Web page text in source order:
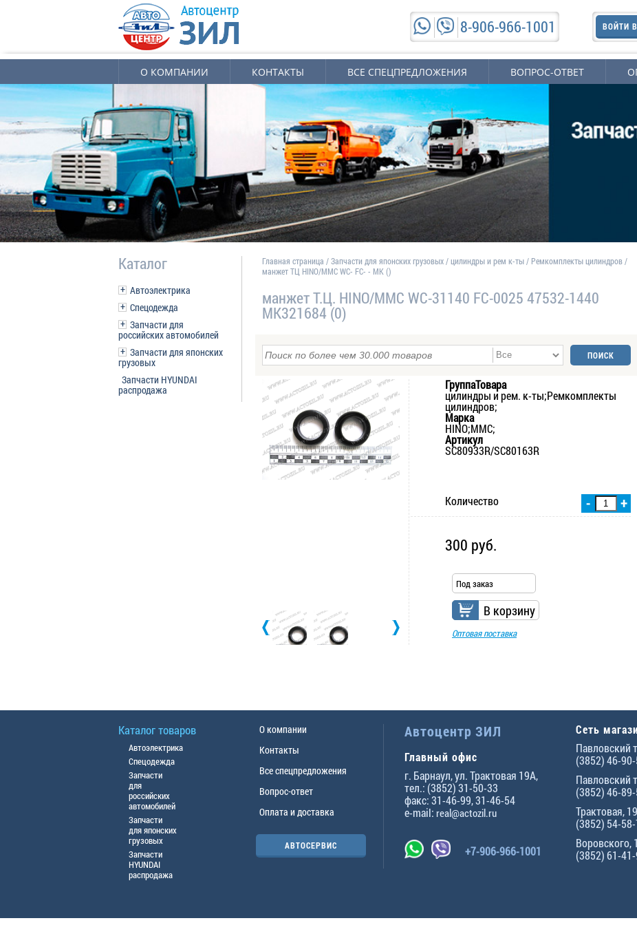
8-906-966-1001 ВОЙТИ
О КОМПАНИИ КОНТАКТЫ ВСЕ СПЕЦПРЕДЛОЖЕНИЯ ВОПРОС-ОТВЕТ
Каталог
Автоэлектрика
Спецодежда
Запчасти для
российских автомобилей
Запчасти для японских
грузовых
Запчасти HYUNDAI
распродажа
Главная страница /Запчасти для японских грузовых/цилиндры и рем к-ты/ Ремкомплекты цилиндров/
манжет ТЦ HINO/MMC WC- FC- - MK ()
манжет Т.Ц. HINO/MMC WC-31140 FC-0025 47532-1440
MK321684 (0)
ГруппаТовара
цилиндры и рем. к-ты;Ремкомплекты
цилиндров;
Марка
HINO;MMC;
Артикул
SC80933R/SC80163R
+
-
Количество
300 руб.
Под заказ
В корзину
Оптовая поставка
Каталог товаров
Автоэлектрика
Спецодежда
Запчасти
для
российских
автомобилей
Запчасти
для японских
грузовых
Запчасти
HYUNDAI
распродажа
О компании
Контакты
Все спецпредложения
Вопрос-ответ
Оплата и доставка
АВТОСЕРВИС
Автоцентр ЗИЛ
Главный офис
г. Барнаул,ул. Трактовая 19А,
тел.: (3852) 31-50-33
факс:31-46-99,31-46-54
e-mail: real@actozil.ru
+7-906-966-1001
Сеть
Павловский
(3852) 46-
Павловский
(3852) 46-
Трактовая,
(3852) 54-
Воровского,
(3852) 61-